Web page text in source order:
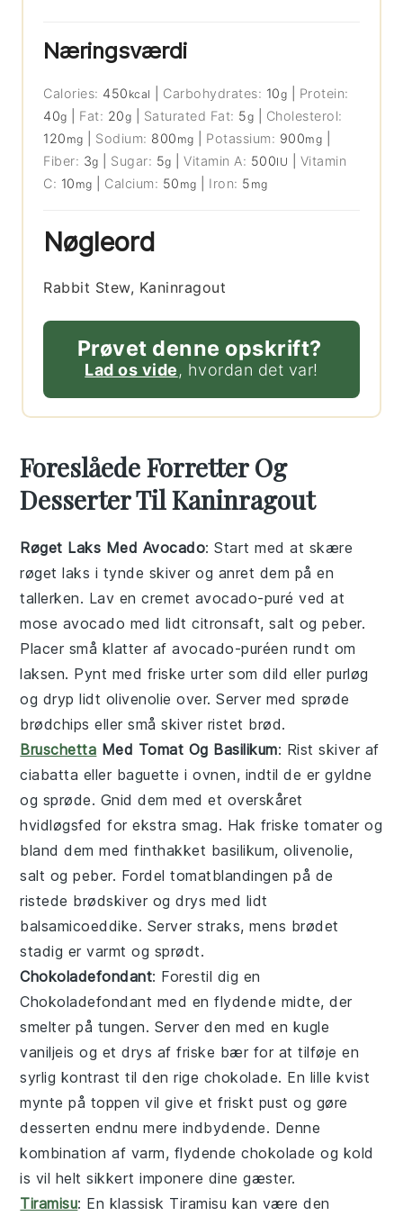
Næringsværdi
Calories: 450 kcal Carbohydrates: 10g
Protein:
40g Fat: 20g Saturated Fat: 5g
Cholesterol:
120 mg Sodium: 800 mg Potassium: 900mg
Fiber: 3g Sugar: 5g |Vitamin A: 500IU
Vitamin
C: 10 mg Calcium: 50 mg Iron: 5 mg
Nøgleord
Rabbit Stew, Kaninragout
Prøvet denne opskrift?
Lad os vide, hvordan det var!
Foreslåede Forretter Og
Desserter Til Kaninragout
Røget Laks Med Avocado: Start med at skære
røget laks i tynde skiver og anret dem på en
tallerken. Lav en cremet avocado-puré ved at
mose avocado med lidt citronsaft, salt og peber.
Placer små klatter af avocado-puréen rundt om
laksen. Pynt med friske urter som dild eller purløg
og dryp lidt olivenolie over. Server med sprøde
brødchips eller små skiver ristet brød.
Bruschetta Med Tomat Og Basilikum: Rist skiver af
ciabatta eller baguette i ovnen, indtil de er gyldne
og sprøde. Gnid dem med et overskåret
hvidløgsfed for ekstra smag. Hak frisketomater og
bland dem med finthakket basilikum, olivenolie,
salt og peber. Fordel tomatblandingen på de
ristede brødskiver og drys med lidt
balsamicoeddike. Server straks, mens brødet
stadig er varmt og sprødt.
Chokoladefondant: Forestil dig en
Chokoladefondant med en flydende midte, der
smelter på tungen. Server den med en kugle
vaniljeis og et drys af friske bær for at tilføje en
syrlig kontrast til den rige chokolade. En lille kvist
mynte på toppen vil give et friskt pust og gøre
desserten endnu mere indbydende. Denne
kombination af varm, flydende chokolade og kold
is vil helt sikkert imponere dine gæster.
Tiramisu: En klassisk Tiramisu kan være den